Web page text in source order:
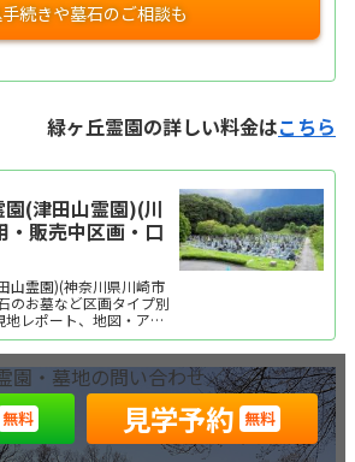
緑ヶ丘霊園の詳しい料金はこちら
(津田山霊園)(川
販売中区画・口
山霊園)(神奈川県川崎市
のお墓など区画タイプ別
レポート、地図・アク
載。霊園・墓地をお探
ータルサイト「いいお
資料請求・見学予約・お
建墓のポイント、石材店
園・墓地の問い合わせ／
無料 見学予約 無料